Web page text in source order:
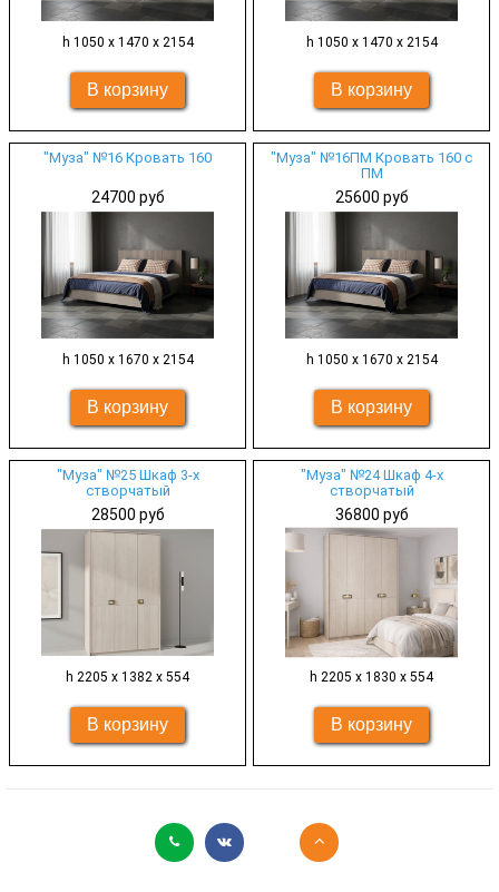
h 1050 х 1470 х 2154 h 1050 х 1470 х 2154
"Муза" №16 Кровать 160
24700 руб
h 1050 х 1670 х 2154
"Муза" №16ПМ Кровать 160 с
ПМ
25600 руб
h 1050 х 1670 х 2154
"Муза" №25 Шкаф 3-х
створчатый
28500 руб
h 2205 х 1382 х 554
"Муза" №24 Шкаф 4-х
створчатый
36800 руб
h 2205 х 1830 х 554